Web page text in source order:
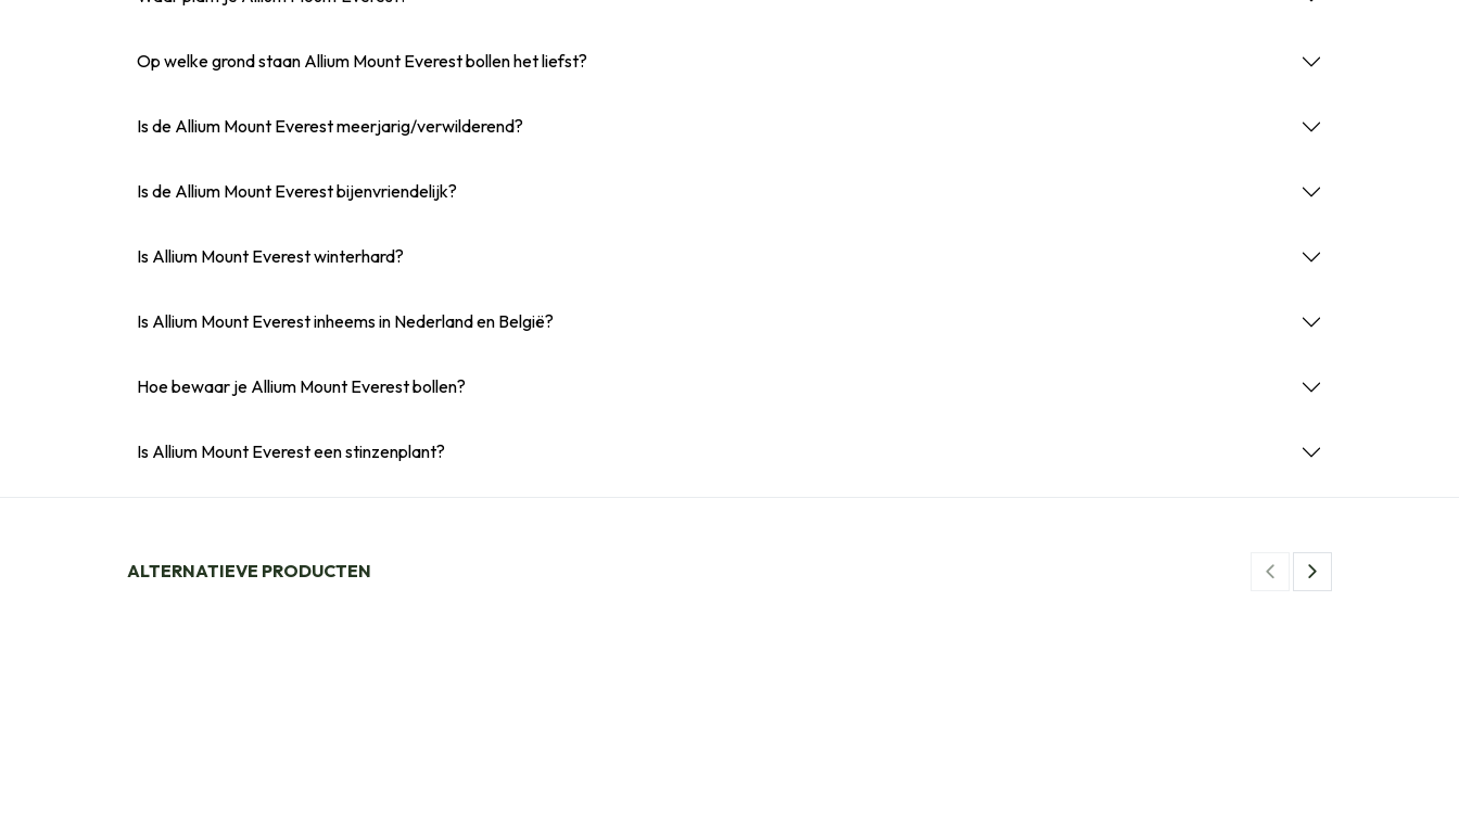
Op welke grond staan Allium Mount Everest bollen het liefst?
Is de Allium Mount Everest meerjarig/verwilderend?
Is de Allium Mount Everest bijenvriendelijk?
Is Allium Mount Everest winterhard?
Is Allium Mount Everest inheems in Nederland en België?
Hoe bewaar je Allium Mount Everest bollen?
Is Allium Mount Everest een stinzenplant?
ALTERNATIEVE PRODUCTEN